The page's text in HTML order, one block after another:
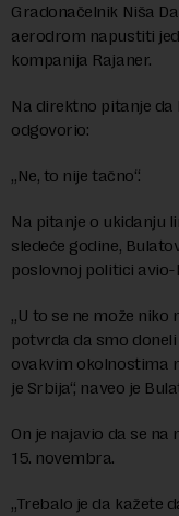
Gradonačelnik Niša
aerodrom napustiti
kompanija Rajaner.
Na direktno pitanje
odgovorio:
„Ne, to nije tačno“.
Na pitanje o ukidanju
sledeće godine,
poslovnoj politici
„U to se ne može
potvrda da smo
ovakvim okolnostima
je Srbija“, naveo je
On je najavio da se
15. novembra.
„Trebalo je da kažete